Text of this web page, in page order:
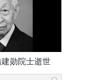
勋院士逝世